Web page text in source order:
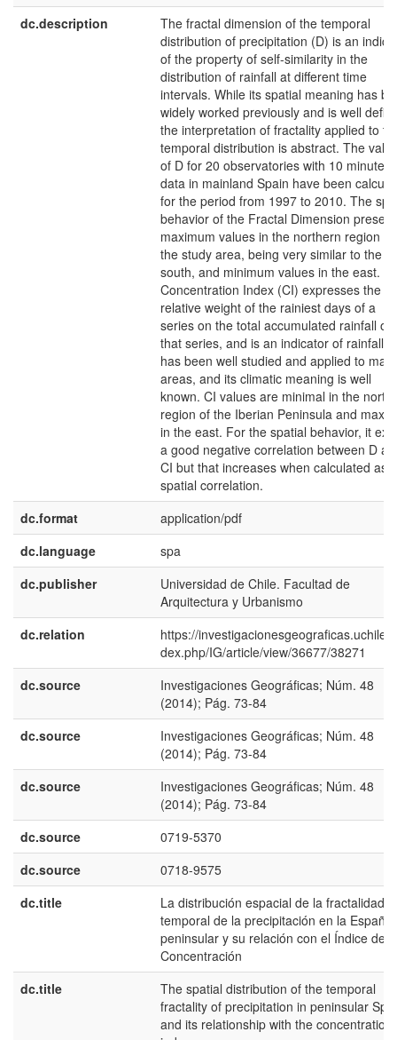
dc.description
The fractal dimension of the temporal
distribution of precipitation (D) is an
of the property of self-similarity in the
distribution of rainfall at different time
intervals. While its spatial meaning has
widely worked previously and is well
the interpretation of fractality applied to
temporal distribution is abstract. The
of D for 20 observatories with 10 minutes
data in mainland Spain have been
for the period from 1997 to 2010. The
behavior of the Fractal Dimension
maximum values in the northern region of
the study area, being very similar to the
south, and minimum values in the east.
Concentration Index (CI) expresses the
relative weight of the rainiest days of a
series on the total accumulated rainfall of
that series, and is an indicator of rainfall
has been well studied and applied to
areas, and its climatic meaning is well
known. CI values are minimal in the
region of the Iberian Peninsula and
in the east. For the spatial behavior, it
a good negative correlation between D
CI but that increases when calculated as a
spatial correlation.
dc.format
application/pdf
dc.language
spa
dc.publisher
Universidad de Chile. Facultad de
Arquitectura y Urbanismo
dc.relation
https://
dex.php/IG/article/view/36677/38271
dc.source
Investigaciones Geográficas; Núm. 48
(2014); Pág. 73-84
dc.source
Investigaciones Geográficas; Núm. 48
(2014); Pág. 73-84
dc.source
Investigaciones Geográficas; Núm. 48
(2014); Pág. 73-84
dc.source
0719-5370
dc.source
0718-9575
dc.title
La distribución espacial de la fractalidad
temporal de la precipitación en la España
peninsular y su relación con el Índice de
Concentración
dc.title
The spatial distribution of the temporal
fractality of precipitation in peninsular
and its relationship with the concentration